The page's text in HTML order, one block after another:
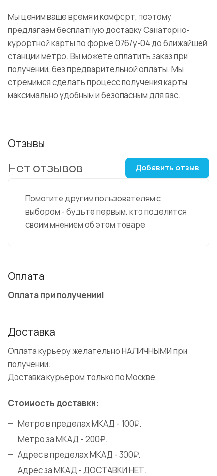
Мы ценим ваше время и комфорт, поэтому
предлагаем бесплатную доставку Санаторно-
курортной карты по форме 076/у-04 до ближайшей
станции метро. Вы можете оплатить заказ при
получении, без предварительной оплаты. Мы
стремимся сделать процесс получения карты
максимально удобным и безопасным для вас.
Отзывы
Помогите другим пользователям с
выбором - будьте первым, кто поделится
своим мнением об этом товаре
Нет отзывов Добавить отзыв
Оплата
Оплата при получении!
Доставка
Оплата курьеру желательно НАЛИЧНЫМИ при
получении.
Доставка курьером только по Москве.
Стоимость доставки:
Метро в пределах МКАД - 100₽.
Метро за МКАД - 200₽.
Адрес в пределах МКАД - 300₽.
Адрес за МКАД - ДОСТАВКИ НЕТ.